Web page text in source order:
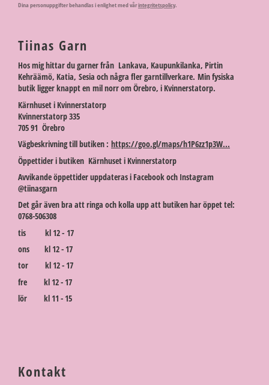
Dina personuppgifter behandlas i enlighet med vårintegritetspolicy.
Tiinas Garn
Hos mig hittar du garner från Lankava, Kaupunkilanka, Pirtin
Kehräämö, Katia, Sesia och några fler garntillverkare. Min fysiska
butik ligger knappt en mil norr om Örebro, i Kvinnerstatorp.
Kärnhuset i Kvinnerstatorp
Kvinnerstatorp 335
705 91 Örebro
Vägbeskrivning till butiken : https://goo.gl/maps/h1P6zz1p3W...
Öppettider i butiken Kärnhuset i Kvinnerstatorp
Avvikande öppettider uppdateras i Facebook och Instagram
@tiinasgarn
Det går även bra att ringa och kolla upp att butiken har öppet tel:
0768-506308
tis kl 12 - 17
ons kl 12 - 17
tor kl 12 - 17
fre kl 12 - 17
lör kl 11 - 15
Kontakt